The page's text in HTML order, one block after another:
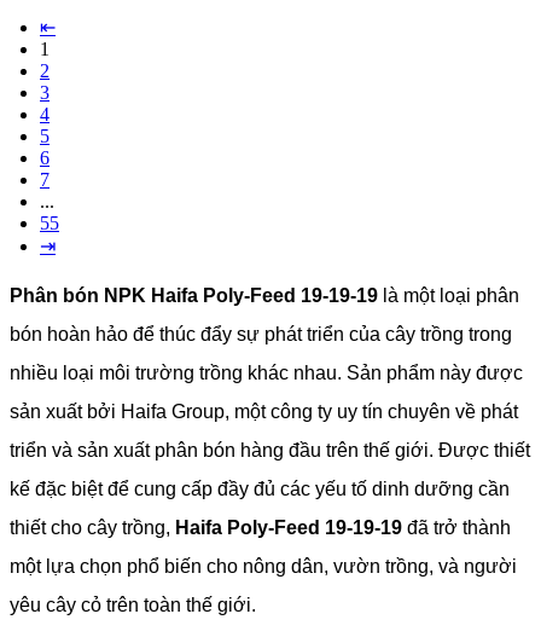
⇤
1
2
3
4
5
6
7
...
55
⇥
Phân bón NPK Haifa Poly-Feed 19-19-19 là một loại phân
bón hoàn hảo để thúc đẩy sự phát triển của cây trồng trong
nhiều loại môi trường trồng khác nhau. Sản phẩm này được
sản xuất bởi Haifa Group, một công ty uy tín chuyên về phát
triển và sản xuất phân bón hàng đầu trên thế giới. Được thiết
kế đặc biệt để cung cấp đầy đủ các yếu tố dinh dưỡng cần
thiết cho cây trồng, Haifa Poly-Feed 19-19-19 đã trở thành
một lựa chọn phổ biến cho nông dân, vườn trồng, và người
yêu cây cỏ trên toàn thế giới.